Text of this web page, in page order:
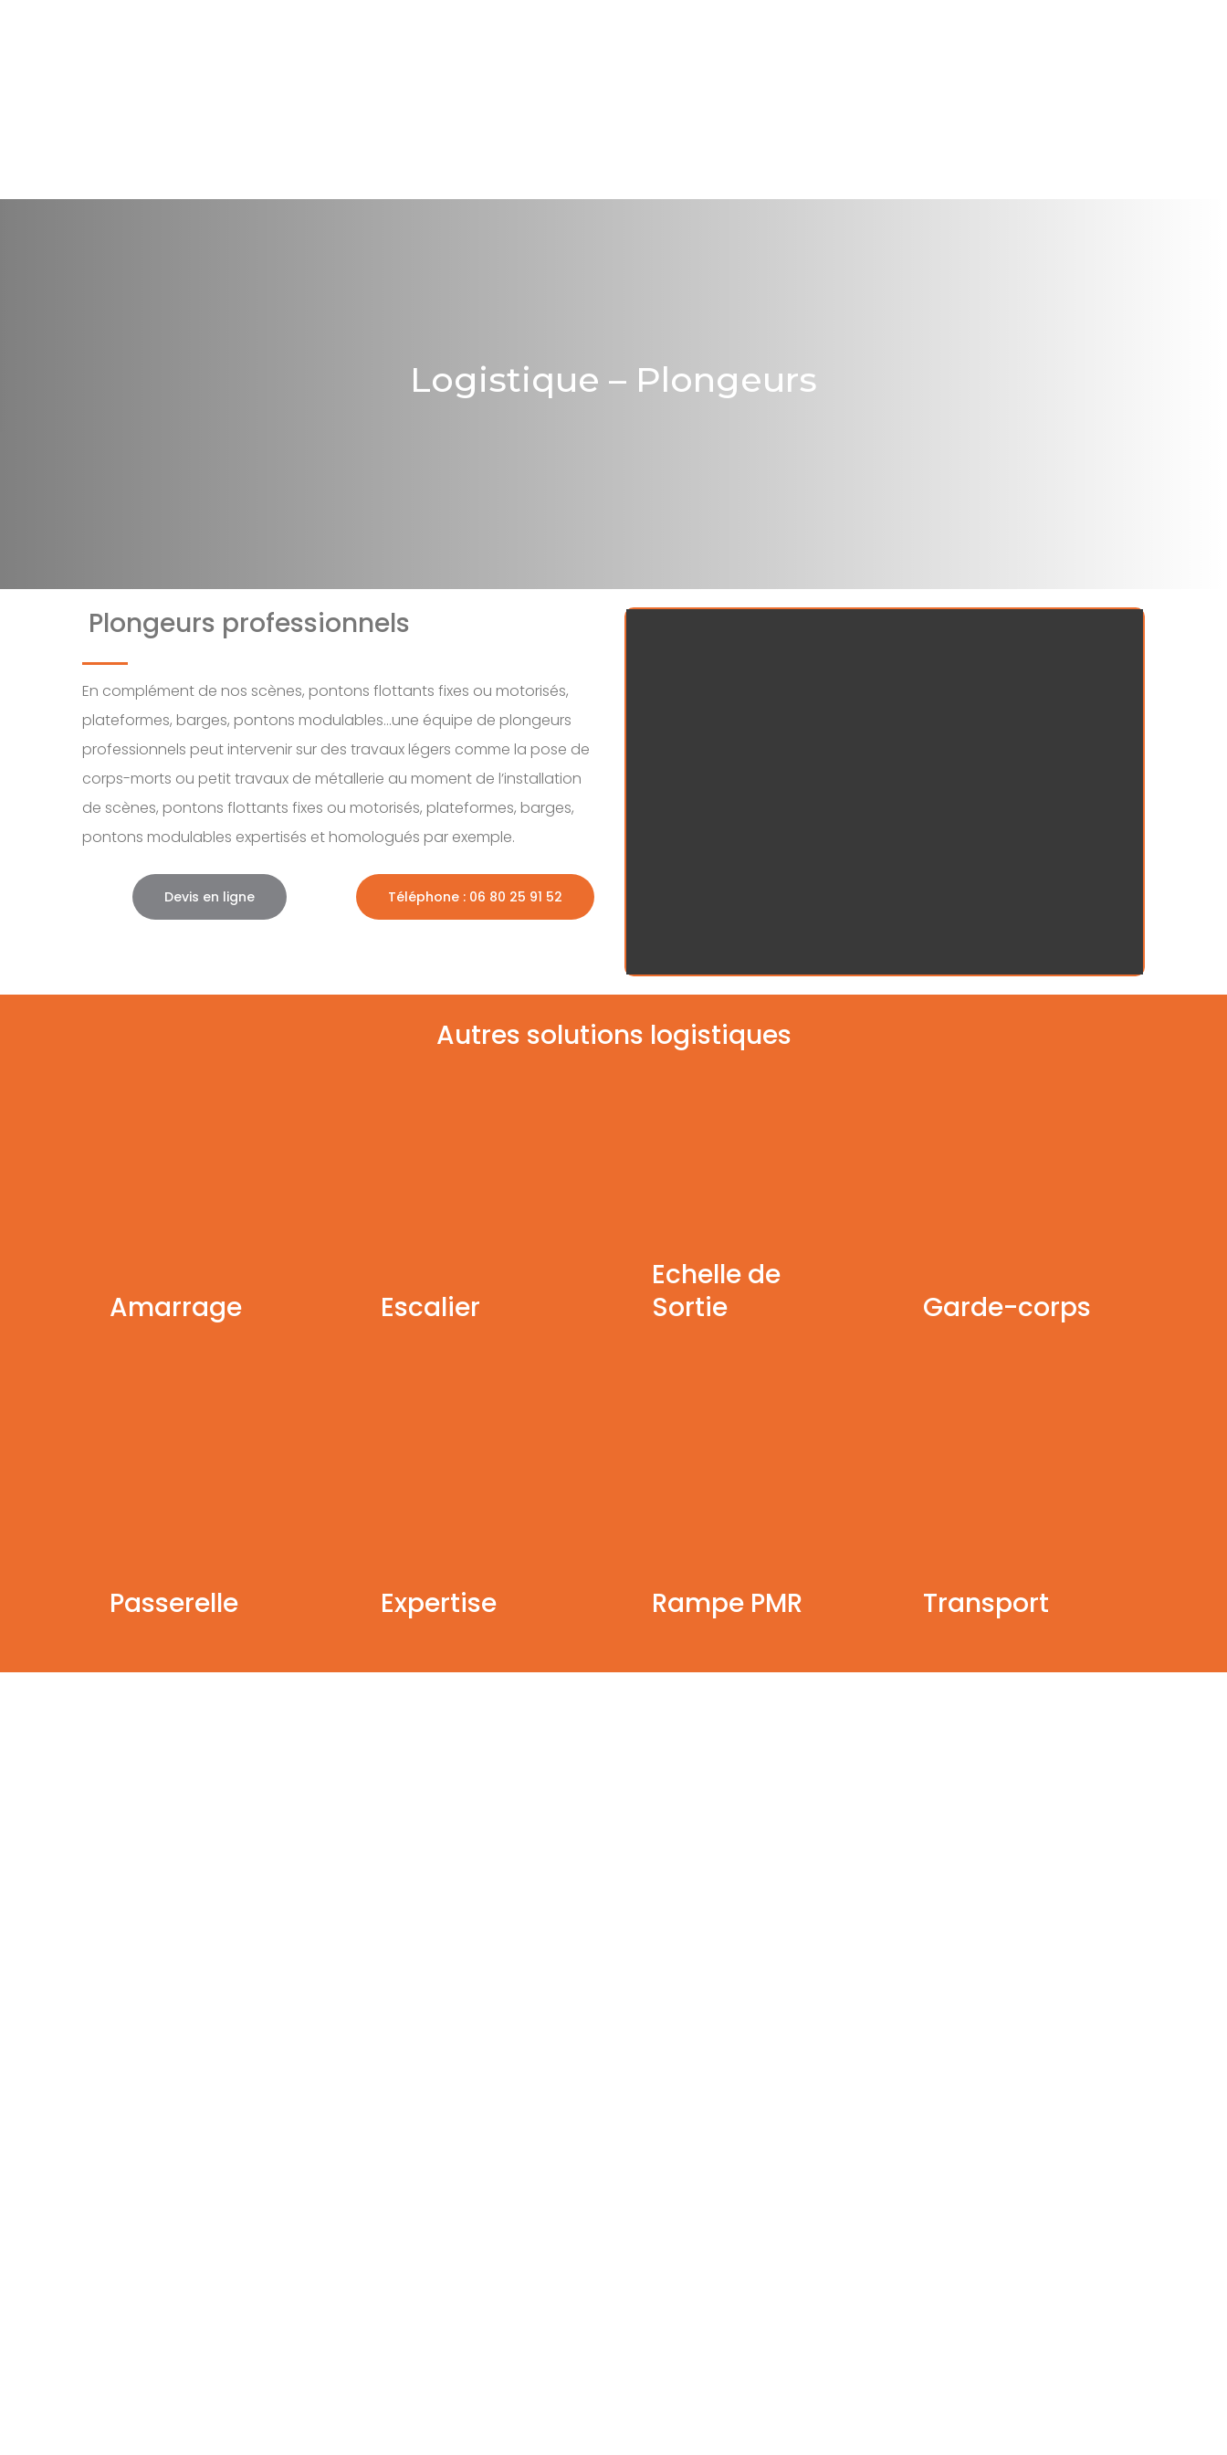
Logistique – Plongeurs
Plongeurs professionnels
En complément de nos scènes, pontons flottants fixes ou motorisés,
plateformes, barges, pontons modulables…une équipe de plongeurs
professionnels peut intervenir sur des travaux légers comme la pose de
corps-morts ou petit travaux de métallerie au moment de l’installation
de scènes, pontons flottants fixes ou motorisés, plateformes, barges,
pontons modulables expertisés et homologués par exemple.
Devis en ligne Téléphone : 06 80 25 91 52
Autres solutions logistiques
Amarrage Escalier
Echelle de
Sortie
Garde-corps
Passerelle Expertise Rampe PMR Transport